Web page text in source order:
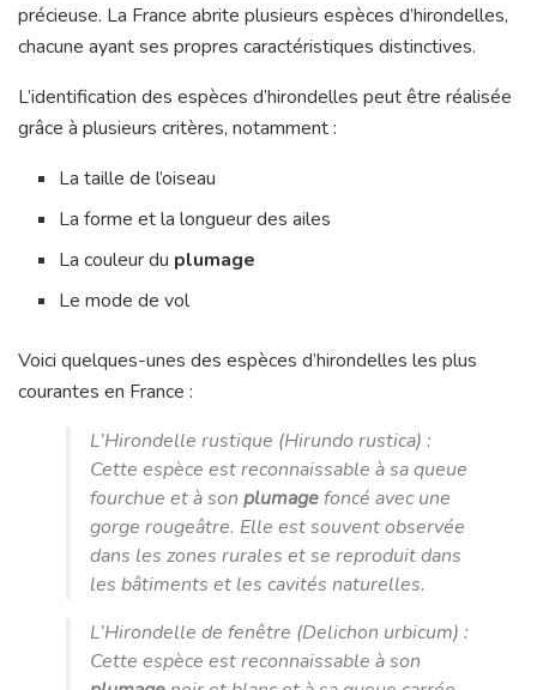
précieuse. La France abrite plusieurs espèces d’hirondelles,
chacune ayant ses propres caractéristiques distinctives.
L’identification des espèces d’hirondelles peut être réalisée
grâce à plusieurs critères, notamment :
La taille de l’oiseau
La forme et la longueur des ailes
La couleur du plumage
Le mode de vol
Voici quelques-unes des espèces d’hirondelles les plus
courantes en France :
L’Hirondelle rustique (Hirundo rustica) :
Cette espèce est reconnaissable à sa queue
fourchue et à son plumagefoncé avec une
gorge rougeâtre. Elle est souvent observée
dans les zones rurales et se reproduit dans
les bâtiments et les cavités naturelles.
L’Hirondelle de fenêtre (Delichon urbicum) :
Cette espèce est reconnaissable à son